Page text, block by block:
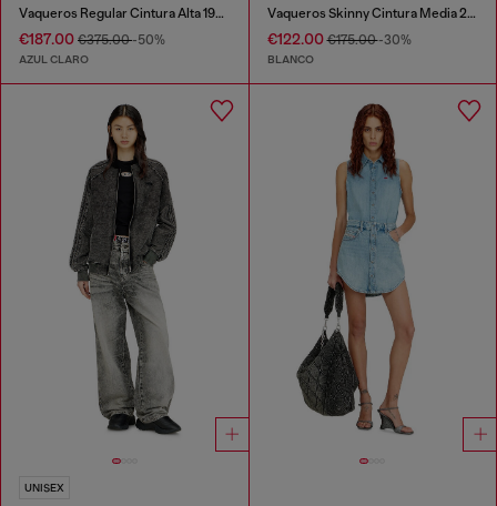
Vaqueros Regular Cintura Alta 1971 D-Sent
€187.00 €375.00-50%
AZUL CLARO
Vaqueros Skinny Cintura Media 2017 Slandy
€122.00€175.00-30%
BLANCO
UNISEX